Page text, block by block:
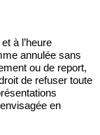
à l’heure
annulée sans
ou de report,
de refuser toute
en